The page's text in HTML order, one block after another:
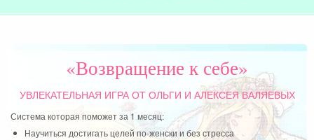
почти через год мы поженились.
Читать далее »«Возвращение к себе»
УВЛЕКАТЕЛЬНАЯ ИГРАОТ ОЛЬГИ И АЛЕКСЕЯ ВАЛЯЕВЫХ
Система которая поможет за 1 месяц:
Научиться достигать целей по-женски и без стресса